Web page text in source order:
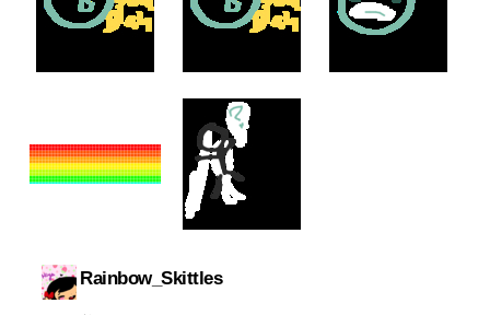
Rainbow_Skittles